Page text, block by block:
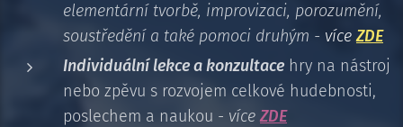
elementární tvorbě, improvizaci, porozumění,
soustředění a také pomoci druhým - víceZDE
Individuální lekce a konzultace hry na nástroj
nebo zpěvu s rozvojem celkové hudebnosti,
poslechem a naukou - víceZDE